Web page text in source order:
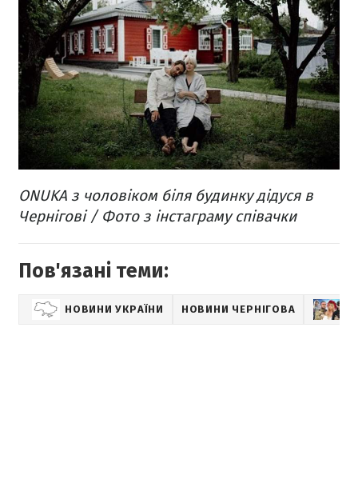
ONUKA з чоловіком біля будинку дідуся в
Чернігові / Фото з інстаграму співачки
Пов'язані теми:
НОВИНИ УКРАЇНИ НОВИНИ ЧЕРНІГОВА